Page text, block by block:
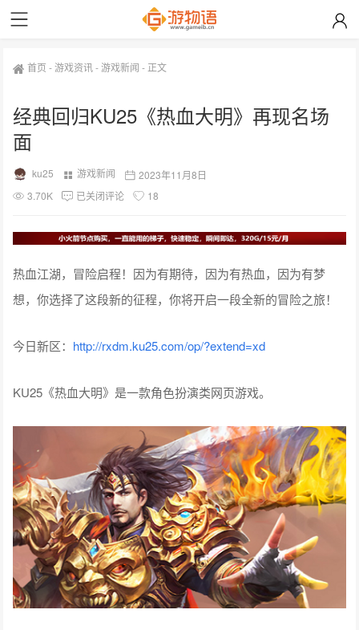
首页 -游戏资讯-游戏新闻 - 正文
经典回归KU25《热血大明》再现名场
面
ku25 游戏新闻
2023年11月8日
3.70K
已关闭评论 18
热血江湖，冒险启程！因为有期待，因为有热血，因为有梦
想，你选择了这段新的征程，你将开启一段全新的冒险之旅！
今日新区： http://rxdm.ku25.com/op/?extend=xd
KU25《热血大明》是一款角色扮演类网页游戏。